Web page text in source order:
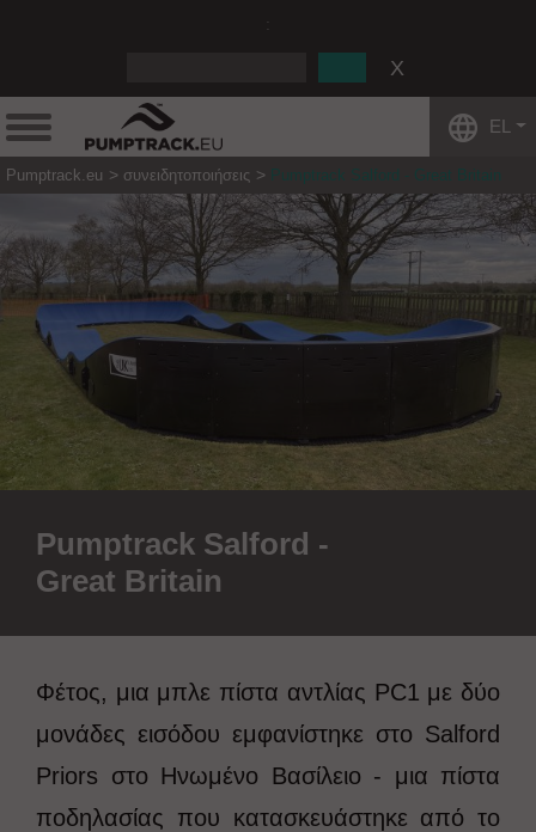
EL
Pumptrack.eu συνειδητοποιήσεις Pumptrack Salford - Great Britain
Pumptrack Salford -
Great Britain
Φέτος, μια μπλε πίστα αντλίας PC1 με δύο
μονάδες εισόδου εμφανίστηκε στο Salford
Priors στο Ηνωμένο Βασίλειο - μια πίστα
ποδηλασίας που κατασκευάστηκε από το